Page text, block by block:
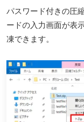
パスワード付きの圧
ードの入力画面が表
凍できます。